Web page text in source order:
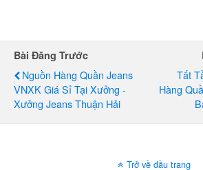
Bài Đăng Trước
Nguồn Hàng Quần Jeans
VNXK Giá Sỉ Tại Xưởng -
Xưởng Jeans Thuận Hải
Tất
Hàng
Trở về đầu trang